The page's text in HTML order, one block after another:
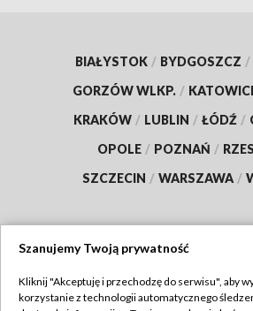
BIAŁYSTOK / BYDGOSZCZ /
GORZÓW WLKP. /
KRAKÓW / LUBLIN / ŁÓDŹ /
OPOLE / POZNAŃ /
SZCZECIN / WARSZAWA /
TVP
Szanujemy Twoją prywatność
Kliknij "Akceptuję i przechodzę do serwisu", aby
korzystanie z technologii automatycznego